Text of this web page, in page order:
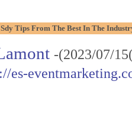
Tips From The Best In The
-(2023/07/
es-